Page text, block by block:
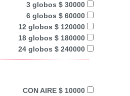
3 globos $ 30000
6 globos $ 60000
12 globos $ 120000
18 globos $ 180000
24 globos $ 240000
CON AIRE $ 10000